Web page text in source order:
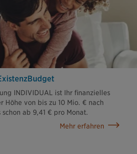
INDIVIDUAL ist Ihr finanzielles
Höhe von bis zu 10 Mio. € nach
ab 9,41 € pro Monat.
Mehr erfahren